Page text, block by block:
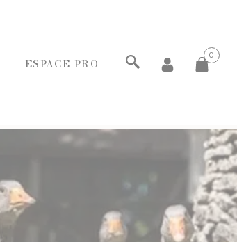
ESPACE PRO
0
GOURMANDS
DE 20€
20€ ET 50€
50€